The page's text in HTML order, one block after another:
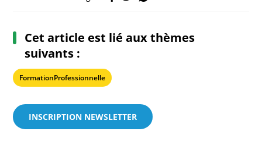
Cet article est lié aux thèmes
suivants :
FormationProfessionnelle
INSCRIPTION NEWSLETTER